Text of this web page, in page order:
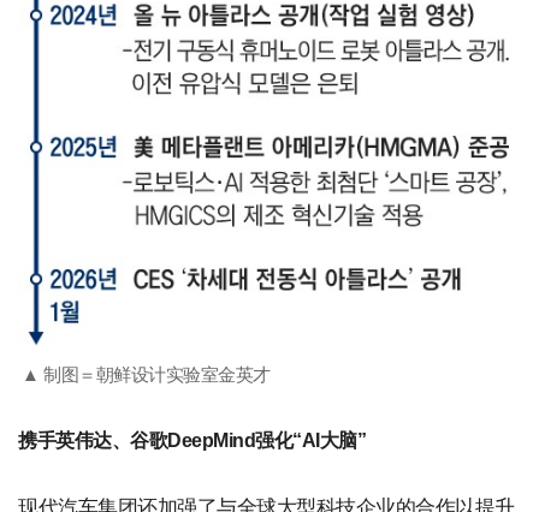
▲ 制图＝朝鲜设计实验室金英才
携手英伟达、谷歌DeepMind强化“AI大脑”